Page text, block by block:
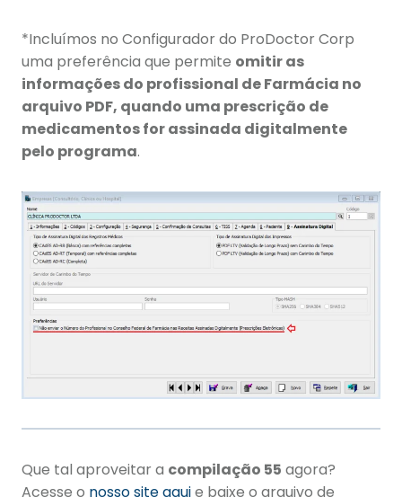
*Incluímos no Configurador do ProDoctor Corp
uma preferência que permite omitir as
informações do profissional de Farmácia no
arquivo PDF, quando uma prescrição de
medicamentos for assinada digitalmente
pelo programa.
Que tal aproveitar a compilação 55 agora?
Acesse o nosso site aquie baixe o arquivo de